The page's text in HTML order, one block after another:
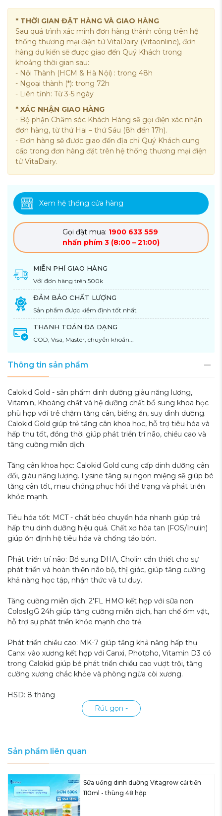
* THỜI GIAN ĐẶT HÀNG VÀ GIAO HÀNG
Sau quá trình xác minh đơn hàng thành công trên hệ
thống thương mại điện tử VitaDairy (Vitaonline), đơn
hàng dự kiến sẽ được giao đến Quý Khách trong
khoảng thời gian sau:
- Nội Thành (HCM & Hà Nội) : trong 48h
- Ngoại thành (*): trong 72h
- Liên tỉnh: Từ 3-5 ngày
* XÁC NHẬN GIAO HÀNG
- Bộ phận Chăm sóc Khách Hàng sẽ gọi điện xác nhận
đơn hàng, từ thứ Hai – thứ Sáu (8h đến 17h).
- Đơn hàng sẽ được giao đến địa chỉ Quý Khách cung
cấp trong đơn hàng đặt trên hệ thống thương mại điện
tử VitaDairy.
Xem hệ thống cửa hàng
Gọi đặt mua: 1900 633 559
nhấn phím 3 (8:00 – 21:00)
MIỄN PHÍ GIAO HÀNG
Với đơn hàng trên 500k
ĐẢM BẢO CHẤT LƯỢNG
Sản phẩm được kiểm định tốt nhất
THANH TOÁN ĐA DẠNG
COD, Visa, Master, chuyển khoản...
Thông tin sản phẩm
Calokid Gold - sản phẩm dinh dưỡng giàu năng lượng,
Vitamin, Khoáng chất và hệ dưỡng chất bổ sung khoa học
phù hợp với trẻ chậm tăng cân, biếng ăn, suy dinh dưỡng.
Calokid Gold giúp trẻ tăng cân khoa học, hỗ trợ tiêu hóa và
hấp thu tốt, đồng thời giúp phát triển trí não, chiều cao và
tăng cường miễn dịch.
Tăng cân khoa học: Calokid Gold cung cấp dinh dưỡng cân
đối, giàu năng lượng. Lysine tăng sự ngon miệng sẽ giúp bé
tăng cân tốt, mau chóng phục hồi thể trạng và phát triển
khỏe mạnh.
Tiêu hóa tốt: MCT - chất béo chuyển hóa nhanh giúp trẻ
hấp thu dinh dưỡng hiệu quả. Chất xơ hòa tan (FOS/Inulin)
giúp ổn định hệ tiêu hóa và chống táo bón.
Phát triển trí não: Bổ sung DHA, Cholin cần thiết cho sự
phát triển và hoàn thiện não bộ, thị giác, giúp tăng cường
khả năng học tập, nhận thức và tư duy.
Tăng cường miễn dịch: 2'FL HMO kết hợp với sữa non
ColosIgG 24h giúp tăng cường miễn dịch, hạn chế ốm vặt,
hỗ trợ sự phát triển khỏe mạnh cho trẻ.
Phát triển chiều cao: MK-7 giúp tăng khả năng hấp thụ
Canxi vào xương kết hợp với Canxi, Photpho, Vitamin D3 có
trong Calokid giúp bé phát triển chiều cao vượt trội, tăng
cường xương chắc khỏe và phòng ngừa còi xương.
HSD: 8 tháng
Rút gọn -
Sản phẩm liên quan
Sữa uống dinh dưỡng Vitagrow cải tiến
110ml - thùng 48 hộp